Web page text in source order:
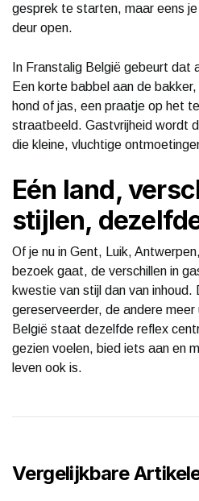
gesprek te starten, maar eens
deur open.
In Franstalig België gebeurt dat
Een korte babbel aan de
hond of jas, een praatje op het
straatbeeld. Gastvrijheid wordt
die kleine, vluchtige
Eén land,
stijlen,
Of je nu in Gent, Luik,
bezoek gaat, de verschillen in
kwestie van stijl dan van inhoud.
gereserveerder, de andere
België staat dezelfde reflex
gezien voelen, bied iets aan en
leven ook is.
Vergelijkbare